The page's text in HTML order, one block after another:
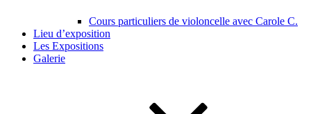
Cours particuliers de violoncelle avec Carole C.
Lieu d’exposition
Les Expositions
Galerie